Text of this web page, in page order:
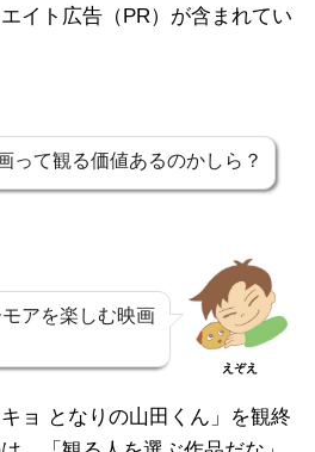
イト広告（PR）が含まれてい
って観る価値あるのかしら？
アを楽しむ映画
えぞえ
ョ となりの山田くん」を観終